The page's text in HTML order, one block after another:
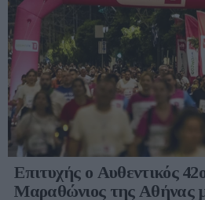
Επιτυχής ο Αυθεντικός
Μαραθώνιος της Αθήνας